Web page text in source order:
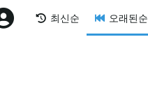
최신순 오래된순